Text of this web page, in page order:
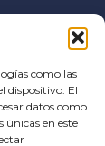
como las
dispositivo. El
datos como
en este